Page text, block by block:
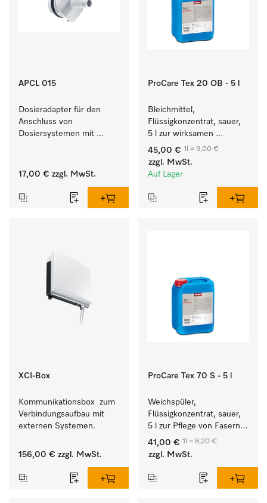
APCL 015
Dosieradapter für den
Anschluss von
Dosiersystemen mit
17,00 € zzgl. MwSt.
ProCare Tex 20 OB - 5 l
Bleichmittel,
Flüssigkonzentrat, sauer,
5 l zur wirksamen
Entfernung von
hartnäckigen Flecken.
45,00 € 1l = 9,00 €
zzgl. MwSt.
Auf Lager
XCI-Box
Kommunikationsbox  zum
Verbindungsaufbau mit
externen Systemen.
156,00 € zzgl. MwSt.
ProCare Tex 70 S - 5 l
Weichspüler,
Flüssigkonzentrat, sauer,
5 l zur Pflege von Fasern
für eine langfristige
Geschmeidigkeit der
41,00 € 1l = 8,20 €
zzgl. MwSt.